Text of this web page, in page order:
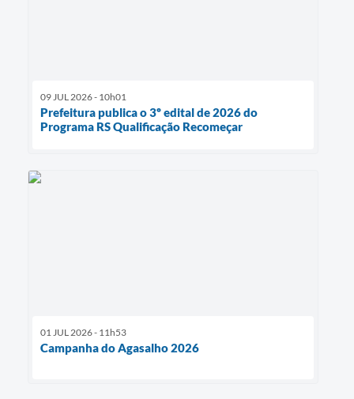
09 JUL 2026 - 10h01
Prefeitura publica o 3º edital de 2026 do
Programa RS Qualificação Recomeçar
01 JUL 2026 - 11h53
Campanha do Agasalho 2026